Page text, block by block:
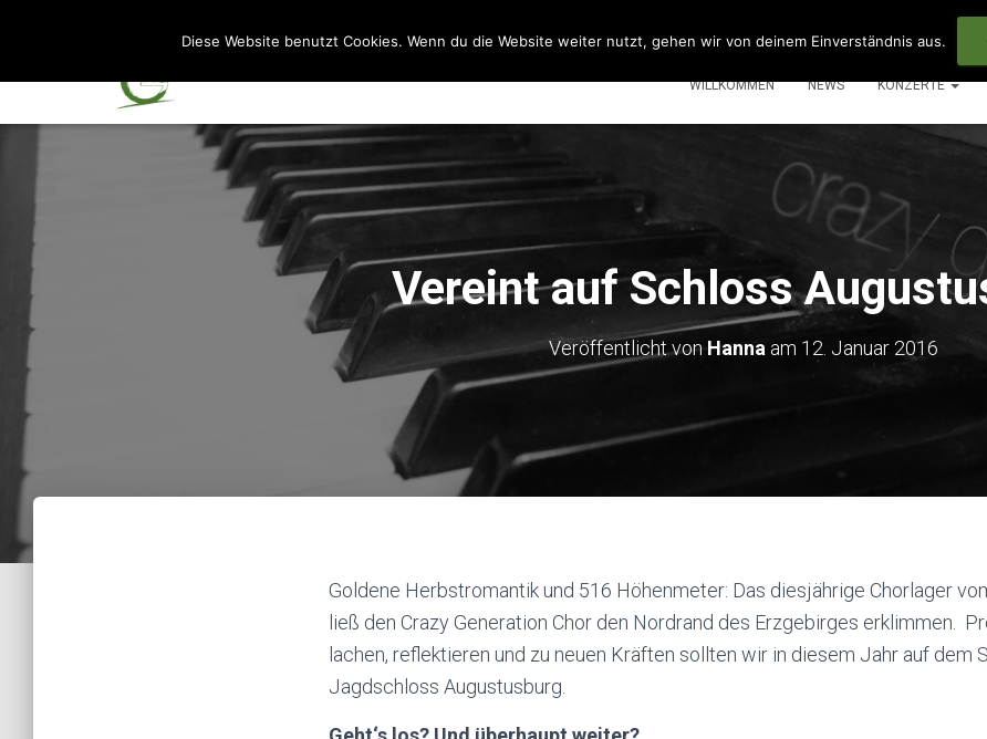
WILLKOMMEN NEWS KONZERTE
Vereint auf Schloss
Veröffentlicht von Hanna am 12. Januar 2016
Goldene Herbstromantik und 516 Höhenmeter: Das diesjährige Chorlager
ließ den Crazy Generation Chor den Nordrand des Erzgebirges erklimmen.
lachen, reflektieren und zu neuen Kräften sollten wir in diesem Jahr auf dem
Jagdschloss Augustusburg.
Diese Website benutzt Cookies. Wenn du die Website weiter nutzt, gehen wir von deinem Einverständnis aus.